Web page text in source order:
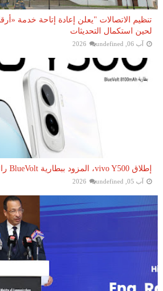
لحين استكمال التحديثات
آب 06, 2026 undefined
إطلاق vivo Y500، المزود ببطارية BlueVolt رائدة بسعة 8100 مللي أمبير
آب 05, 2026 undefined